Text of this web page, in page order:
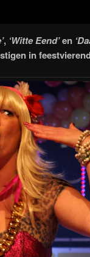
, ‘Witte Eend’en
in